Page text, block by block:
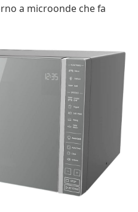
a microonde che fa